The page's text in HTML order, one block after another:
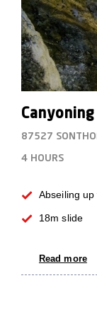
87527
4 HOURS
Abseiling up
18m slide
Read more